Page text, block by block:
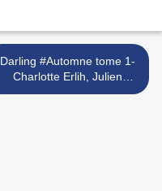
Darling #Automne tome 1-
Charlotte Erlih, Julien
Dufresne-Lamy >